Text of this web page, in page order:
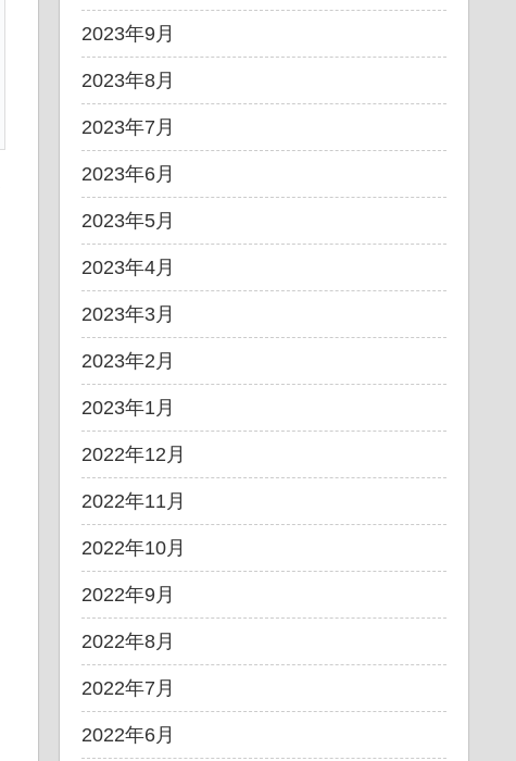
2023年9月
2023年8月
2023年7月
2023年6月
2023年5月
2023年4月
2023年3月
2023年2月
2023年1月
2022年12月
2022年11月
2022年10月
2022年9月
2022年8月
2022年7月
2022年6月